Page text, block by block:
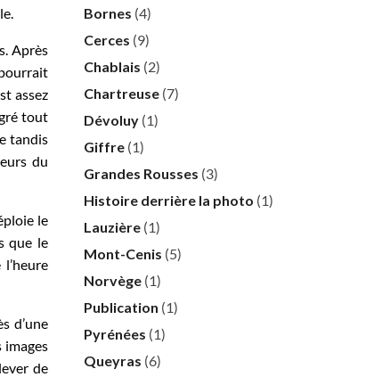
Après
assez
tout
tandis
du
le
que le
d’une
de
Bornes (4)
Cerces (9)
Chablais (2)
Chartreuse(7)
Dévoluy(1)
Giffre(1)
Grandes Rousses (3)
Histoire derrière la photo (1)
Lauzière(1)
Mont-Cenis (5)
Norvège(1)
Publication (1)
Pyrénées (1)
Queyras (6)